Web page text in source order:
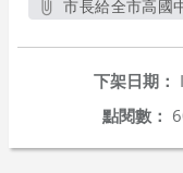
市長給全市高國
下架日期：
點閱數：